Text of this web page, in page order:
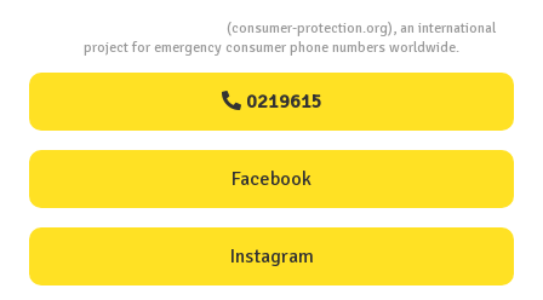
(consumer-protection.org), an international
project for emergency consumer phone numbers worldwide.
0219615
Facebook
Instagram